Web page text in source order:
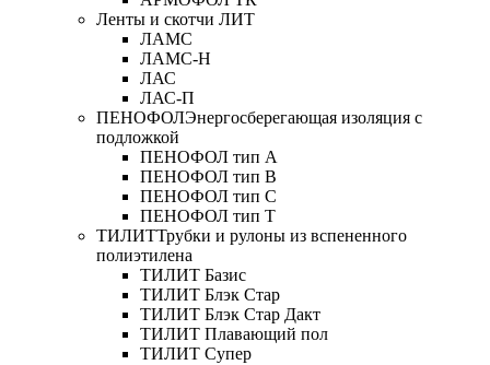
Ленты и скотчи ЛИТ
ЛАМС
ЛАМС-Н
ЛАС
ЛАС-П
ПЕНОФОЛЭнергосберегающая изоляция с
подложкой
ПЕНОФОЛ тип А
ПЕНОФОЛ тип B
ПЕНОФОЛ тип C
ПЕНОФОЛ тип T
ТИЛИТТрубки и рулоны из вспененного
полиэтилена
ТИЛИТ Базис
ТИЛИТ Блэк Стар
ТИЛИТ Блэк Стар Дакт
ТИЛИТ Плавающий пол
ТИЛИТ Супер